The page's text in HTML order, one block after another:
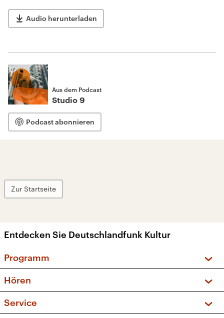
Audio herunterladen
Aus dem Podcast
Studio 9
Podcast abonnieren
Zur Startseite
Entdecken Sie Deutschlandfunk Kultur
Programm
Sendungen und Podcasts
Musikliste
Hören
Frequenzen (UKW + DAB+)
Service